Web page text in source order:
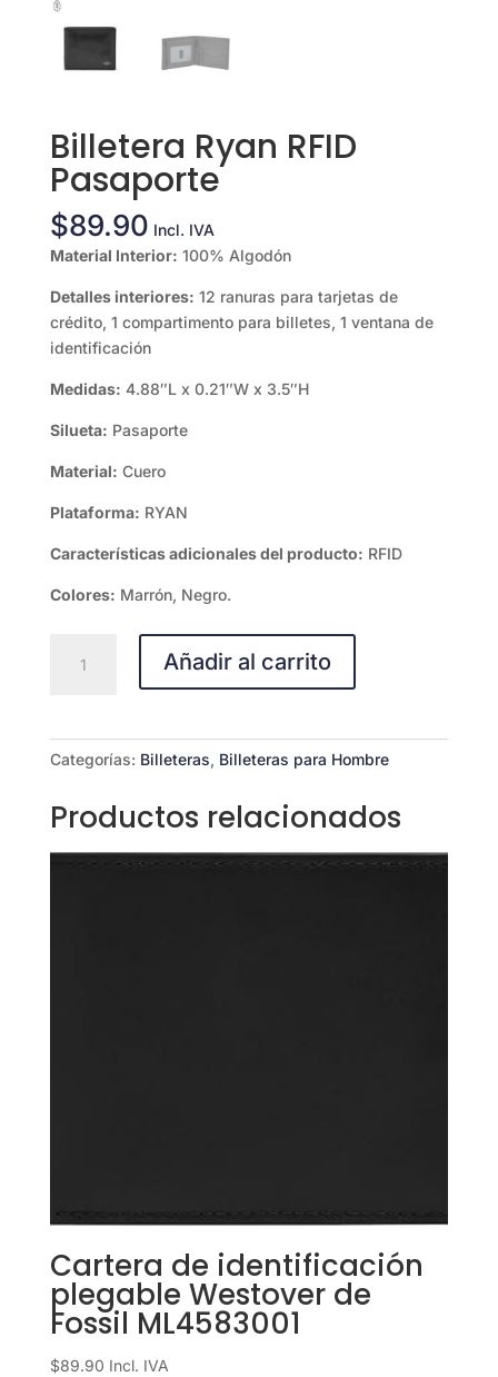
Billetera Ryan RFID
Pasaporte
$89.90 Incl. IVA
Material Interior: 100% Algodón
Detalles interiores: 12 ranuras para tarjetas de
crédito, 1 compartimento para billetes, 1 ventana de
identificación
Medidas: 4.88″L x 0.21″W x 3.5″H
Silueta: Pasaporte
Material: Cuero
Plataforma: RYAN
Características adicionales del producto: RFID
Colores: Marrón, Negro.
Ryan
Añadir al carrito
Categorías: Billeteras, Billeteras para Hombre
Productos relacionados
Cartera de identificación
plegable Westover de
Fossil ML4583001
$89.90 Incl. IVA